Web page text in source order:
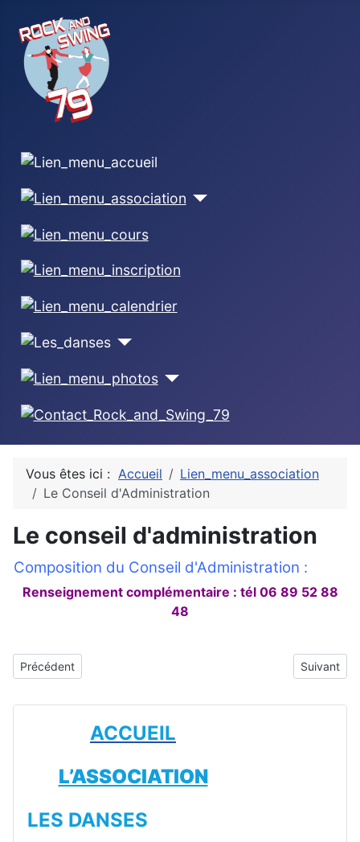
ACCUEIL
L’ASSOCIATION
LES DANSES
Vous êtes ici : Accueil
Lien_menu_association
Le Conseil d'Administration
Le conseil d'administration
Composition du Conseil d'Administration :
Renseignement complémentaire : tél 06 89 52 88
48
Article précédent : Galerie
Précédent Article
Suivant